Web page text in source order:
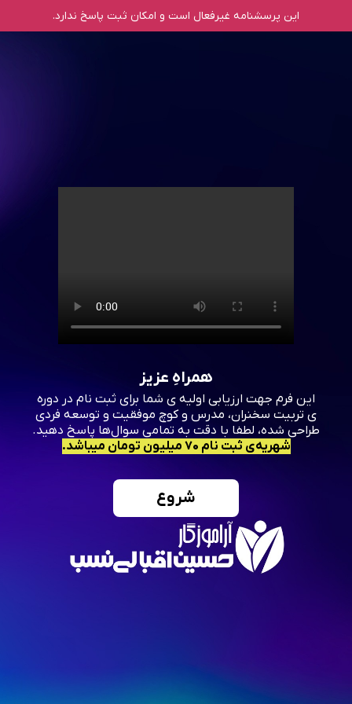
این پرسشنامه غیر‌فعال است و امکان ثبت پاسخ ندارد.
همراهِ عزیز
این فرم جهت ارزیابی اولیه ی شما برای ثبت نام در دوره
ی تربیت سخنران، مدرس و کوچ موفقیت و توسعه فردی
طراحی شده، لطفا با دقت به تمامی سوال‌ها پاسخ دهید.
شهریه‌ی ثبت نام ۷۰ میلیون تومان میباشد.
شروع